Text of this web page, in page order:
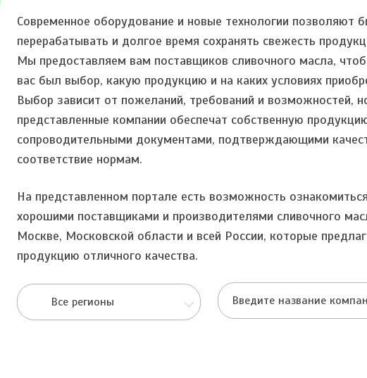
Современное оборудование и новые технологии позволяют
перерабатывать и долгое время сохранять свежесть
Мы предоставляем вам поставщиков сливочного масла,
вас был выбор, какую продукцию и на каких условиях
Выбор зависит от пожеланий, требований и возможностей,
представленные компании обеспечат собственную
сопроводительными документами, подтверждающими
соответствие нормам.
На представленном портале есть возможность
хорошими поставщиками и производителями сливочного
Москве, Московской области и всей России, которые
продукцию отличного качества.
Все регионы